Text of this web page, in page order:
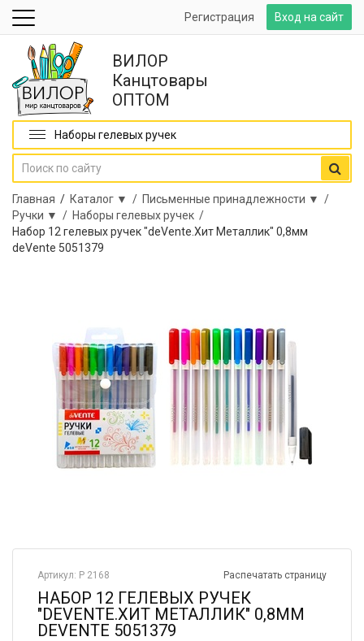
Вход на сайт
Регистрация
ВИЛОР
Канцтовары
ОПТОМ
Наборы гелевых ручек
Главная / Каталог ▼ / Письменные принадлежности ▼ /
Ручки ▼ / Наборы гелевых ручек /
Набор 12 гелевых ручек "deVente.Хит Металлик" 0,8мм
deVente 5051379
Распечатать страницу
Артикул: Р 2168
НАБОР 12 ГЕЛЕВЫХ РУЧЕК
"DEVENTE.ХИТ МЕТАЛЛИК" 0,8ММ
DEVENTE 5051379